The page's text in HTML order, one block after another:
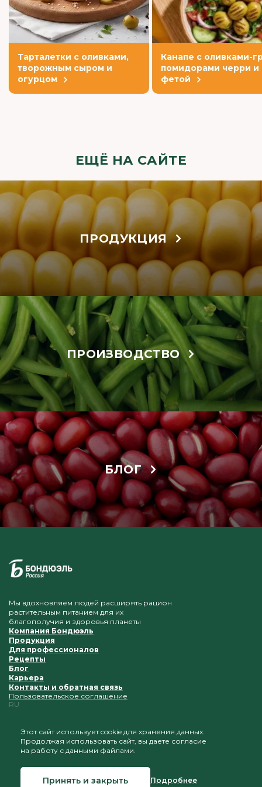
Тарталетки с оливками,
творожным сыром и
огурцом
Канапе с оливками-
помидорами черри и
фетой
ЕЩЁ НА САЙТЕ
ПРОДУКЦИЯ
ПРОИЗВОДСТВО
БЛОГ
Мы вдохновляем людей расширять рацион
растительным питанием для их
благополучия и здоровья планеты
Компания Бондюэль
Продукция
Для профессионалов
Рецепты
Блог
Карьера
Контакты и обратная связь
Пользовательское соглашение
RU
Приветствуется копирование и размещение
материалов при условии сохранения ссылки на наш
© 2026 Бондюэль Россия
Этот сайт использует cookie для хранения данных.
Продолжая использовать сайт, вы даете согласие
на работу с данными файлами.
Принять и закрыть Подробнее